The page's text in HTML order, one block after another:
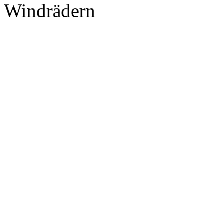
Windrädern